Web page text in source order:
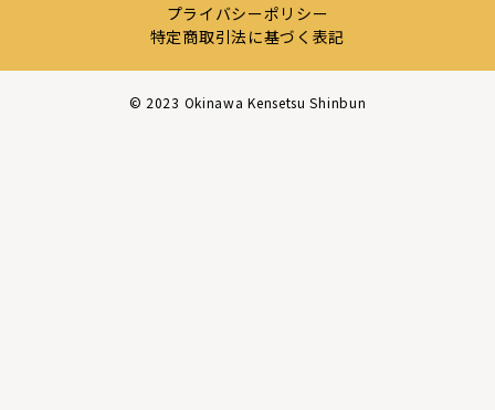
プライバシーポリシー
特定商取引法に基づく表記
©︎ 2023 Okinawa Kensetsu Shinbun